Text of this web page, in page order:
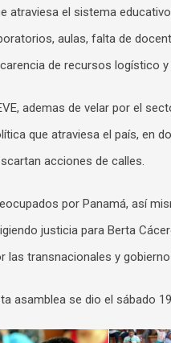
atraviesa el sistema
aulas, falta de
de recursos logístico
ademas de velar por el
que atraviesa el país, en
acciones de calles.
por Panamá, así
justicia para Berta
las transnacionales y
asamblea se dio el sábado